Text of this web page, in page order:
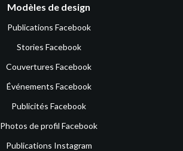
Modèles de design
Publications Facebook
Stories Facebook
Couvertures Facebook
Événements Facebook
Publicités Facebook
Photos de profil Facebook
Publications Instagram